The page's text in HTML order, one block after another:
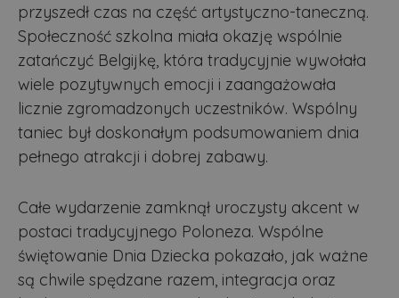
przyszedł czas na część artystyczno-taneczną.
Społeczność szkolna miała okazję wspólnie
zatańczyć Belgijkę, która tradycyjnie wywołała
wiele pozytywnych emocji i zaangażowała
licznie zgromadzonych uczestników. Wspólny
taniec był doskonałym podsumowaniem dnia
pełnego atrakcji i dobrej zabawy.
Całe wydarzenie zamknął uroczysty akcent w
postaci tradycyjnego Poloneza. Wspólne
świętowanie Dnia Dziecka pokazało, jak ważne
są chwile spędzane razem, integracja oraz